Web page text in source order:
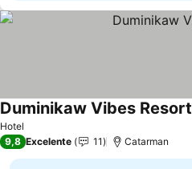
Hotel
Duminikaw Vibes Resort
9,8 Excelente 11 Catarman